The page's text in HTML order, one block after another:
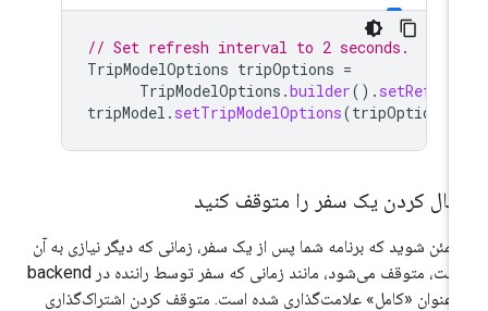
// Set refresh interval to 2 seconds.
TripModelOptions tripOptions
TripModelOptions.builder ().
tripModel.setTripModelOptions(tripOptions
کردن یک سفر را متوقف کنید
شوید که برنامه شما پس از یک سفر، زمانی که دیگر نیازی به آن
نیست، متوقف می‌شود، مانند زمانی که سفر توسط راننده در backend
عنوان «کامل» علامت‌گذاری شده است. متوقف کردن اشتراک‌گذاری